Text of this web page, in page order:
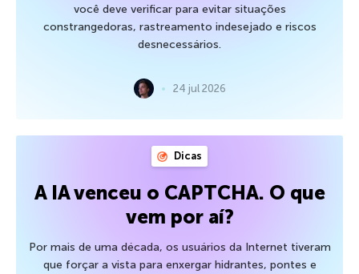
você deve verificar para evitar situações
constrangedoras, rastreamento indesejado e riscos
desnecessários.
24 jul 2026
Dicas
A IA venceu o CAPTCHA. O que
vem por aí?
Por mais de uma década, os usuários da Internet tiveram
que forçar a vista para enxergar hidrantes, pontes e